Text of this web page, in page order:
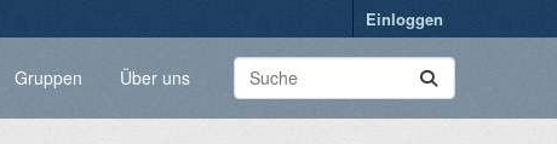
Einloggen
Gruppen Über uns